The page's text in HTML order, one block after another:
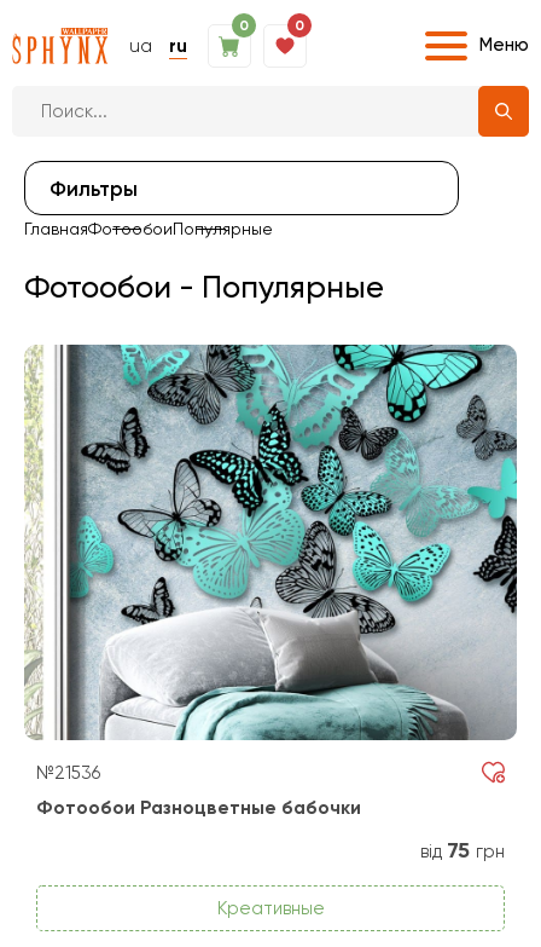
ua ru
0 0
Меню
Фильтры
ГлавнаяФотообоиПопулярные
Фотообои - Популярные
№21536
Фотообои Разноцветные бабочки
від 75 грн
Креативные